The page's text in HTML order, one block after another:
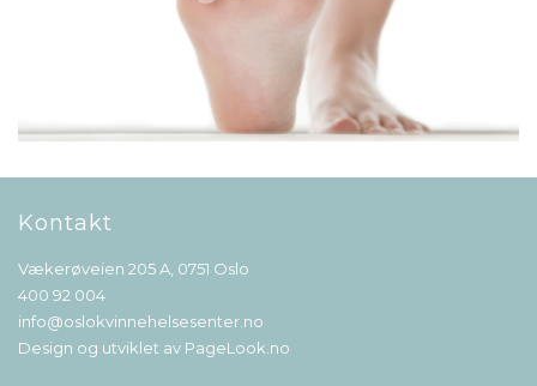
Kontakt
Vækerøveien 205 A, 0751 Oslo
400 92 004
info@oslokvinnehelsesenter.no
Design og utviklet av PageLook.no